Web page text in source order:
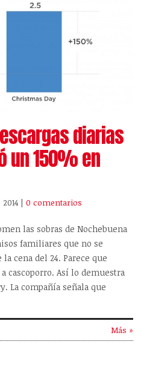
diarias
un 150% en
|0 comentarios
las sobras de Nochebuena
familiares que no se
cena del 24. Parece que
cascoporro. Así lo demuestra
La compañía señala que
Más »